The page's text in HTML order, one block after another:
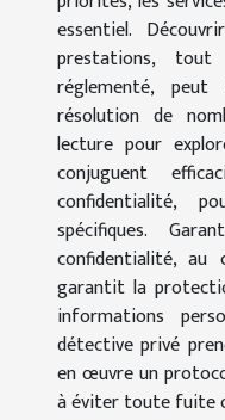
essentiel.
prestations,
réglementé,
résolution de
lecture pour
conjuguent
confidentialité,
spécifiques.
confidentialité,
garantit la
informations
détective privé
en œuvre un
à éviter toute fuite